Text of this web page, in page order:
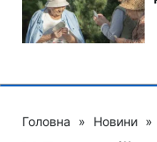
Головна » Новини »